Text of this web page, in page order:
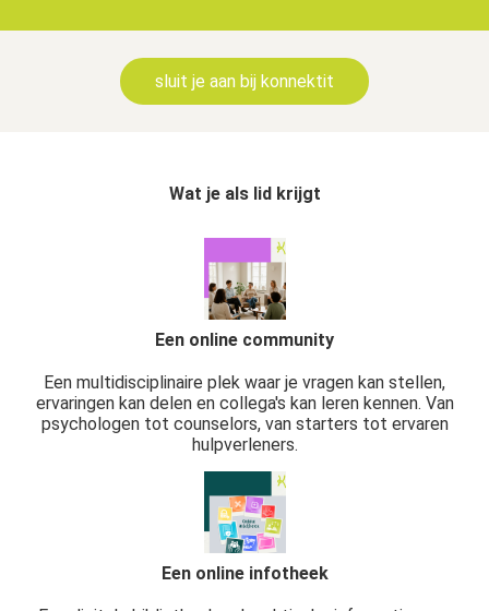
sluit je aan bij konnektit
Wat je als lid krijgt
Een online community
Een multidisciplinaire plek waar je vragen kan stellen,
ervaringen kan delen en collega's kan leren kennen. Van
psychologen tot counselors, van starters tot ervaren
hulpverleners.
Een online infotheek